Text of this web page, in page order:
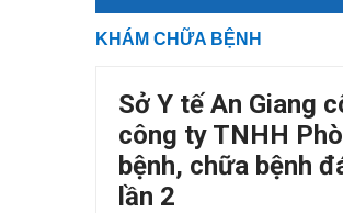
KHÁM CHỮA BỆNH
Sở Y tế An Giang
công ty TNHH
bệnh, chữa bệnh
lần 2